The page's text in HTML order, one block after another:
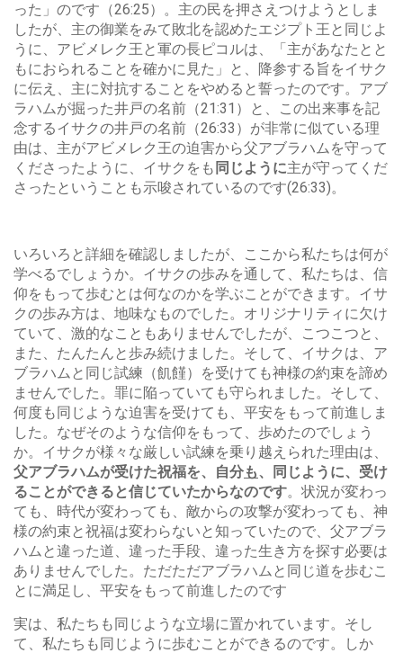
った」のです（26:25）。主の民を押さえつけようとしま
したが、主の御業をみて敗北を認めたエジプト王と同じよ
うに、アビメレク王と軍の長ピコルは、「主があなたとと
もにおられることを確かに見た」と、降参する旨をイサク
に伝え、主に対抗することをやめると誓ったのです。アブ
ラハムが掘った井戸の名前（21:31）と、この出来事を記
念するイサクの井戸の名前（26:33）が非常に似ている理
由は、主がアビメレク王の迫害から父アブラハムを守って
くださったように、イサクをも 同じように主が守ってくだ
さったということも示唆されているのです(26:33)。
いろいろと詳細を確認しましたが、ここから私たちは何が
学べるでしょうか。イサクの歩みを通して、私たちは、信
仰をもって歩むとは何なのかを学ぶことができます。イサ
クの歩み方は、地味なものでした。オリジナリティに欠け
ていて、激的なこともありませんでしたが、こつこつと、
また、たんたんと歩み続けました。そして、イサクは、ア
ブラハムと同じ試練（飢饉）を受けても神様の約束を諦め
ませんでした。罪に陥っていても守られました。そして、
何度も同じような迫害を受けても、平安をもって前進しま
した。なぜそのような信仰をもって、歩めたのでしょう
か。イサクが様々な厳しい試練を乗り越えられた理由は、
父アブラハムが受けた祝福を、自分も、同じように、受け
ることができると信じていたからなのです。状況が変わっ
ても、時代が変わっても、敵からの攻撃が変わっても、神
様の約束と祝福は変わらないと知っていたので、父アブラ
ハムと違った道、違った手段、違った生き方を探す必要は
ありませんでした。ただただアブラハムと同じ道を歩むこ
とに満足し、平安をもって前進したのです
実は、私たちも同じような立場に置かれています。そし
て、私たちも同じように歩むことができるのです。しか